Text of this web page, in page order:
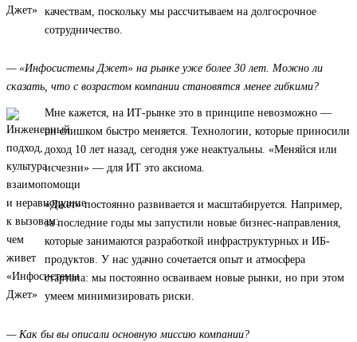
качествам, поскольку мы рассчитываем на долгосрочное
сотрудничество.
— «Инфосистемы Джет» на рынке уже более 30 лет. Можно ли
сказать, что с возрастом компании становятся менее гибкими?
Мне кажется, на ИТ-рынке это в принципе невозможно —
он слишком быстро меняется. Технологии, которые приносили
доход 10 лет назад, сегодня уже неактуальны. «Меняйся или
исчезни» — для ИТ это аксиома.
«Джет» постоянно развивается и масштабируется. Например,
за последние годы мы запустили новые бизнес-направления,
которые занимаются разработкой инфраструктурных и ИБ-
продуктов. У нас удачно сочетается опыт и атмосфера
стартапа: мы постоянно осваиваем новые рынки, но при этом
умеем минимизировать риски.
— Как бы вы описали основную миссию компании?